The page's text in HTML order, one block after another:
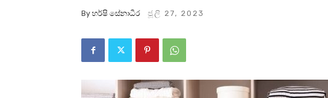
By හර්ෂි සේනාධීර ජූලි 27, 2023